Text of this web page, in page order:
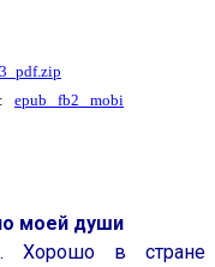
epub fb2
mobi
моей души
Хорошо в стране